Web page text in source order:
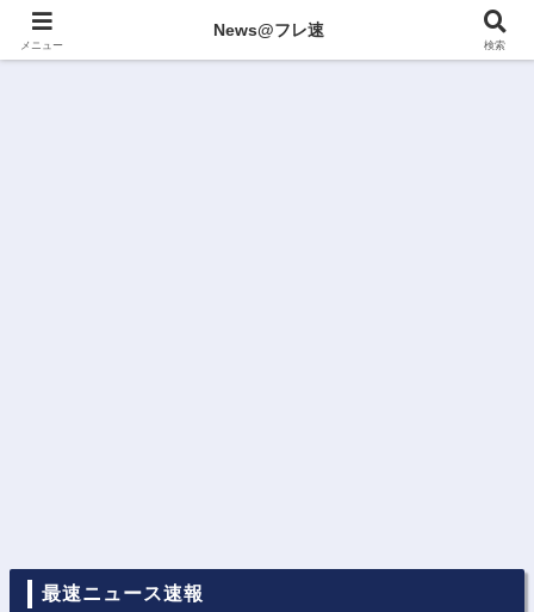
最速ニュース速報
メニュー
News@フレ速
検索